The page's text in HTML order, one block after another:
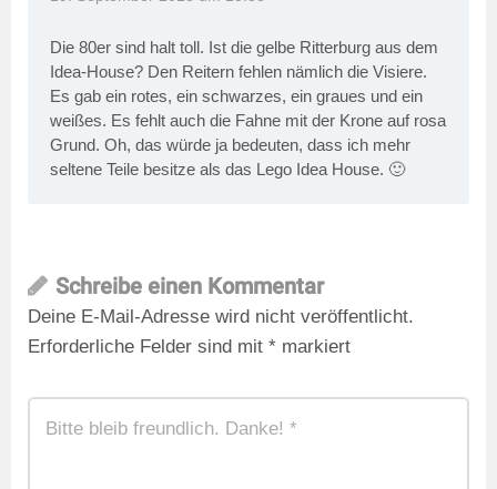
Die 80er sind halt toll. Ist die gelbe Ritterburg aus dem
Idea-House? Den Reitern fehlen nämlich die Visiere.
Es gab ein rotes, ein schwarzes, ein graues und ein
weißes. Es fehlt auch die Fahne mit der Krone auf rosa
Grund. Oh, das würde ja bedeuten, dass ich mehr
seltene Teile besitze als das Lego Idea House. 🙂
Schreibe einen Kommentar
Deine E-Mail-Adresse wird nicht veröffentlicht.
Erforderliche Felder sind mit * markiert